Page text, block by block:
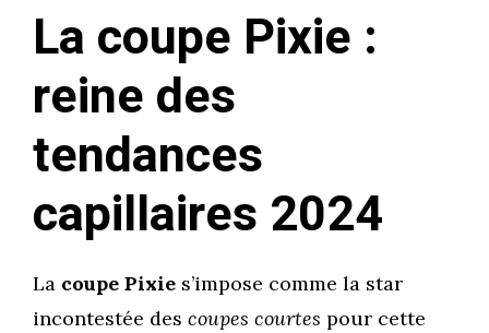
La coupe Pixie :
reine des
tendances
capillaires 2024
La coupe Pixie s’impose comme la star
incontestée des coupes courtes pour cette